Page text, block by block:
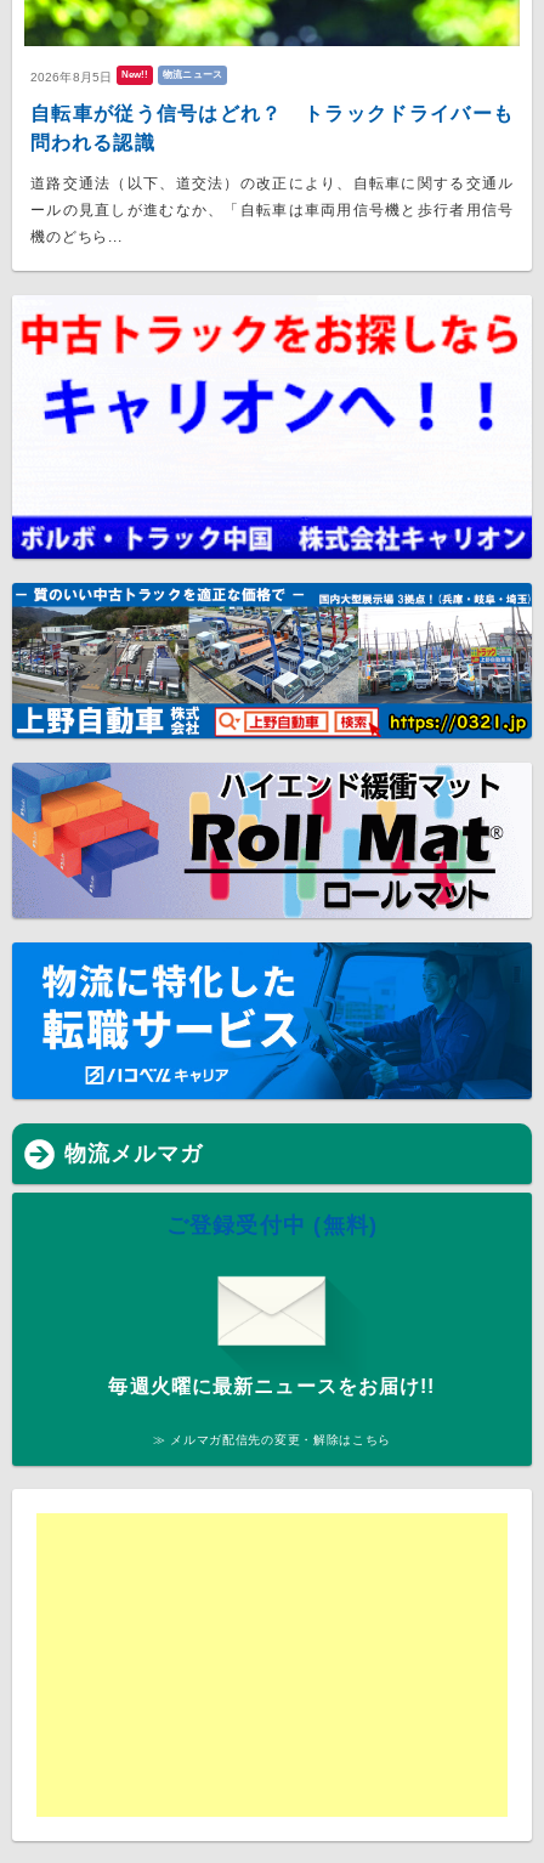
2026年8月5日 New!! 物流ニュース
自転車が従う信号はどれ？ トラックドライバーも
問われる認識
道路交通法（以下、道交法）の改正により、自転車に関する交通ル
ールの見直しが進むなか、「自転車は車両用信号機と歩行者用信号
機のどちら...
物流メルマガ
ご登録受付中 (無料)
毎週火曜に最新ニュースをお届け!!
≫ メルマガ配信先の変更・解除はこちら